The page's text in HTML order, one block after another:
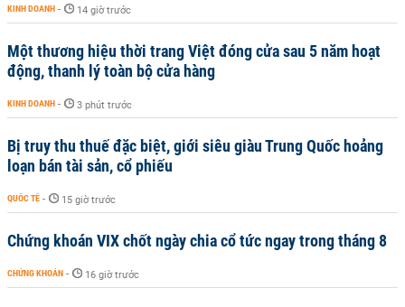
KINH DOANH - 14 giờ trước
Một thương hiệu thời trang Việt đóng cửa sau 5 năm hoạt
động, thanh lý toàn bộ cửa hàng
KINH DOANH - 3 phút trước
Bị truy thu thuế đặc biệt, giới siêu giàu Trung Quốc hoảng
loạn bán tài sản, cổ phiếu
QUỐC TẾ - 15 giờ trước
Chứng khoán VIX chốt ngày chia cổ tức ngay trong tháng 8
CHỨNG KHOÁN - 16 giờ trước